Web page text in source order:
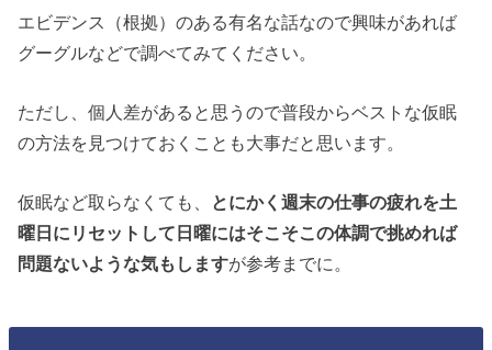
エビデンス（根拠）のある有名な話なので興味があれば
グーグルなどで調べてみてください。
ただし、個人差があると思うので普段からベストな仮眠
の方法を見つけておくことも大事だと思います。
仮眠など取らなくても、 とにかく週末の仕事の疲れを土
曜日にリセットして日曜にはそこそこの体調で挑めれば
問題ないような気もしますが参考までに。